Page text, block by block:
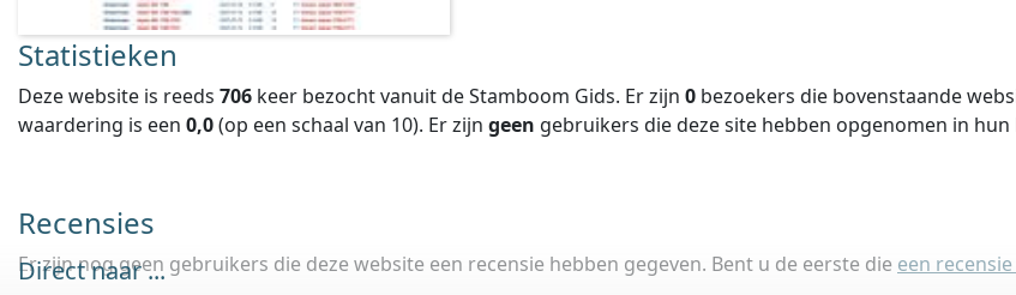
Statistieken
Deze website is reeds 706 keer bezocht vanuit de Stamboom Gids. Er zijn 0 bezoekers die bovenstaande
waardering is een 0,0(op een schaal van 10). Er zijn geen gebruikers die deze site hebben opgenomen in hun
Recensies
Er zijn nog geen gebruikers die deze website een recensie hebben gegeven. Bent u de eerste die een
Direct naar ...